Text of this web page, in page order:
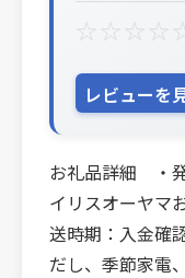
☆ ☆ ☆ ☆
レビューを
お礼品詳細 ・
イリスオーヤマ
送時期：入金確
だし、季節家電